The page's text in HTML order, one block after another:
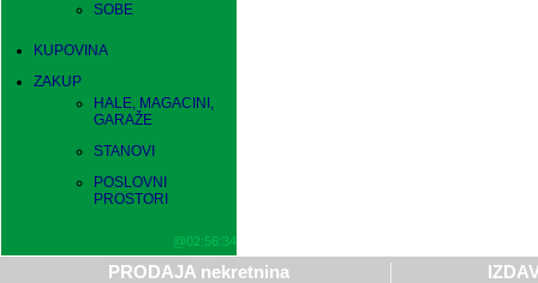
SOBE
KUPOVINA
ZAKUP
HALE, MAGACINI,
GARAŽE
STANOVI
POSLOVNI
PROSTORI
@02:56:34
PRODAJA nekretnina